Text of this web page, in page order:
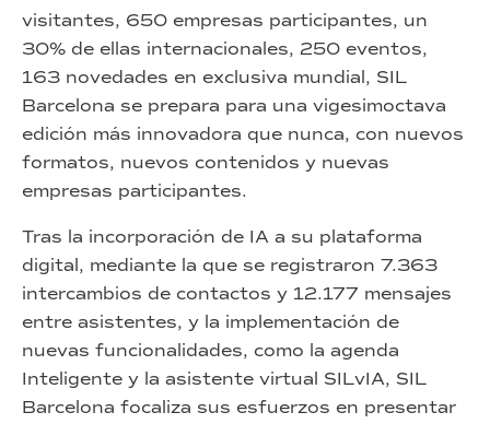
visitantes, 650 empresas participantes, un
30% de ellas internacionales, 250 eventos,
163 novedades en exclusiva mundial, SIL
Barcelona se prepara para una vigesimoctava
edición más innovadora que nunca, con nuevos
formatos, nuevos contenidos y nuevas
empresas participantes.
Tras la incorporación de IA a su plataforma
digital, mediante la que se registraron 7.363
intercambios de contactos y 12.177 mensajes
entre asistentes, y la implementación de
nuevas funcionalidades, como la agenda
Inteligente y la asistente virtual SILvIA, SIL
Barcelona focaliza sus esfuerzos en presentar